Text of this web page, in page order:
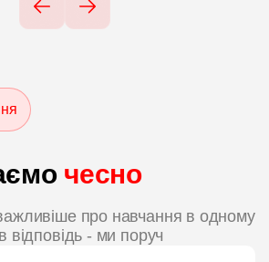
чесно
про навчання в одному
відповідь - ми поруч